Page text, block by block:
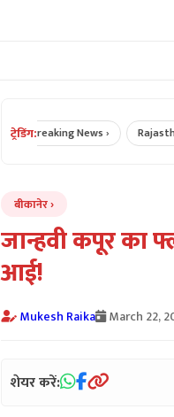
ट्रेडिंग:
Breaking News › Rajasthan
बीकानेर
जान्हवी कपूर का
आई!
Mukesh Raika March 22,
शेयर करें: